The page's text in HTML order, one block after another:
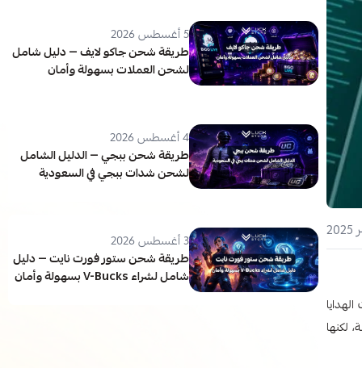
لكنها
5 أغسطس 2026
طريقة شحن جاكو لايف — دليل شامل
لشحن العملات بسهولة وأمان
4 أغسطس 2026
طريقة شحن ببجي — الدليل الشامل
لشحن شدات ببجي في السعودية
3 أغسطس 2026
طريقة شحن ستور فورت نايت — دليل
شامل لشراء V-Bucks بسهولة وأمان